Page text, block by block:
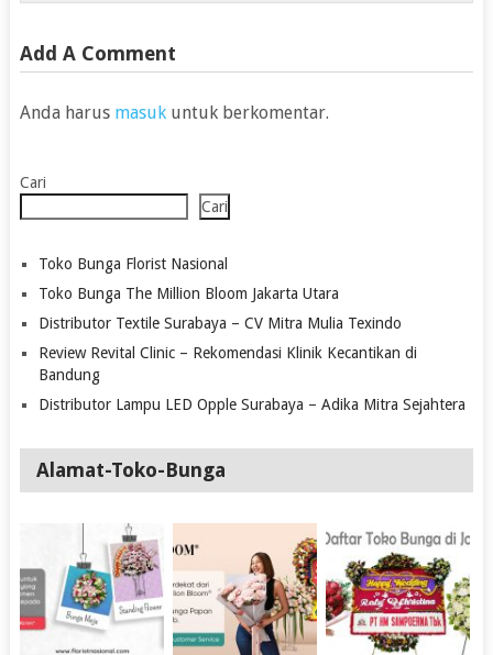
Add A Comment
Anda harus masukuntuk berkomentar.
Cari
Cari
Toko Bunga Florist Nasional
Toko Bunga The Million Bloom Jakarta Utara
Distributor Textile Surabaya – CV Mitra Mulia Texindo
Review Revital Clinic – Rekomendasi Klinik Kecantikan di
Bandung
Distributor Lampu LED Opple Surabaya – Adika Mitra Sejahtera
Alamat-Toko-Bunga